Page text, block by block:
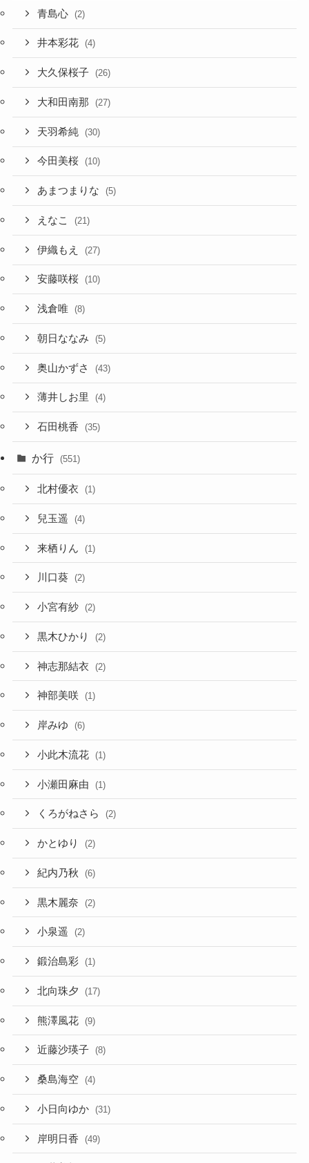
青島心 (2)
井本彩花 (4)
大久保桜子 (26)
大和田南那 (27)
天羽希純 (30)
今田美桜 (10)
あまつまりな (5)
えなこ (21)
伊織もえ (27)
安藤咲桜 (10)
浅倉唯 (8)
朝日ななみ (5)
奥山かずさ (43)
薄井しお里 (4)
石田桃香 (35)
か行 (551)
北村優衣 (1)
兒玉遥 (4)
来栖りん (1)
川口葵 (2)
小宮有紗 (2)
黒木ひかり (2)
神志那結衣 (2)
神部美咲 (1)
岸みゆ (6)
小此木流花 (1)
小瀬田麻由 (1)
くろがねさら (2)
かとゆり (2)
紀内乃秋 (6)
黒木麗奈 (2)
小泉遥 (2)
鍛治島彩 (1)
北向珠夕 (17)
熊澤風花 (9)
近藤沙瑛子 (8)
桑島海空 (4)
小日向ゆか (31)
岸明日香 (49)